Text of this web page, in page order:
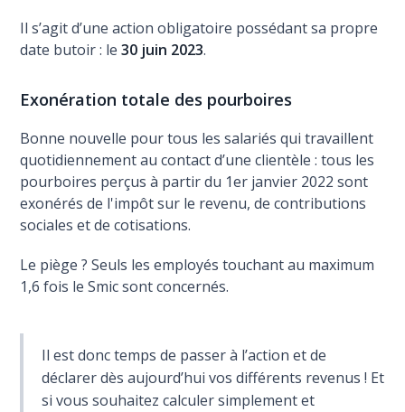
Il s’agit d’une action obligatoire possédant sa propre
date butoir : le30 juin 2023.
Exonération totale des pourboires
Bonne nouvelle pour tous les salariés qui travaillent
quotidiennement au contact d’une clientèle : tous les
pourboires perçus à partir du 1er janvier 2022 sont
exonérés de l'impôt sur le revenu, de contributions
sociales et de cotisations.
Le piège ? Seuls les employés touchant au maximum
1,6 fois le Smic sont concernés.
Il est donc temps de passer à l’action et de
déclarer dès aujourd’hui vos différents revenus ! Et
si vous souhaitez calculer simplement et